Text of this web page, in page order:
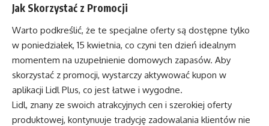
Jak Skorzystać z Promocji
Warto podkreślić, że te specjalne oferty są dostępne tylko
w poniedziałek, 15 kwietnia, co czyni ten dzień idealnym
momentem na uzupełnienie domowych zapasów. Aby
skorzystać z promocji, wystarczy aktywować kupon w
aplikacji Lidl Plus, co jest łatwe i wygodne.
Lidl, znany ze swoich atrakcyjnych cen i szerokiej oferty
produktowej, kontynuuje tradycję zadowalania klientów nie